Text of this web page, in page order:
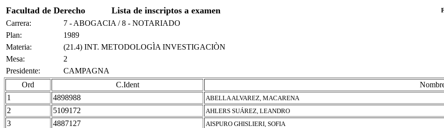
Facultad de Derecho Lista de inscriptos a examen
Carrera:
7 - ABOGACIA / 8 - NOTARIADO
Plan:
1989
Materia:
(21.4) INT. METODOLOGÌA INVESTIGACIÒN
Mesa:
2
Presidente:
CAMPAGNA
Ord
C.Ident
1
4898988 ABELLA ALVAREZ, MACARENA
2 5109172 AHLERS SUÁREZ, LEANDRO
3 4887127 AISPURO GHISLIERI, SOFIA